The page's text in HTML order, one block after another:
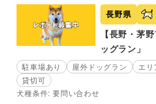
長野県
【長野・茅
ッグラン」
駐車場あり 屋外ドッグラン エリ
貸切可
犬種条件: 要問い合わせ